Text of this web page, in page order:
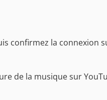
confirmez la connexion
de la musique sur